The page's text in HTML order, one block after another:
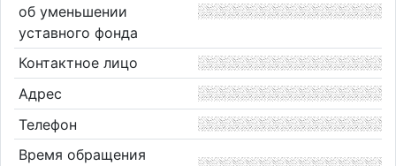
об уменьшении
уставного фонда
Контактное лицо
Адрес
Телефон
Время обращения